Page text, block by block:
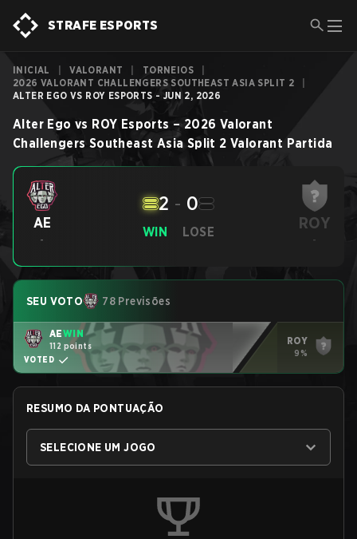
STRAFE ESPORTS
INICIAL VALORANT TORNEIOS
2026 VALORANT CHALLENGERS SOUTHEAST ASIA SPLIT 2
ALTER EGO VS ROY ESPORTS - JUN 2, 2026
Alter Ego vs ROY Esports – 2026 Valorant
Challengers Southeast Asia Split 2 Valorant Partida
AE
-
WIN
2 - 0
LOSE ROY
-
SEU VOTO 78 Previsões
AEWIN
112 points
VOTED
ROY
9%
RESUMO DA PONTUAÇÃO
SELECIONE UM JOGO